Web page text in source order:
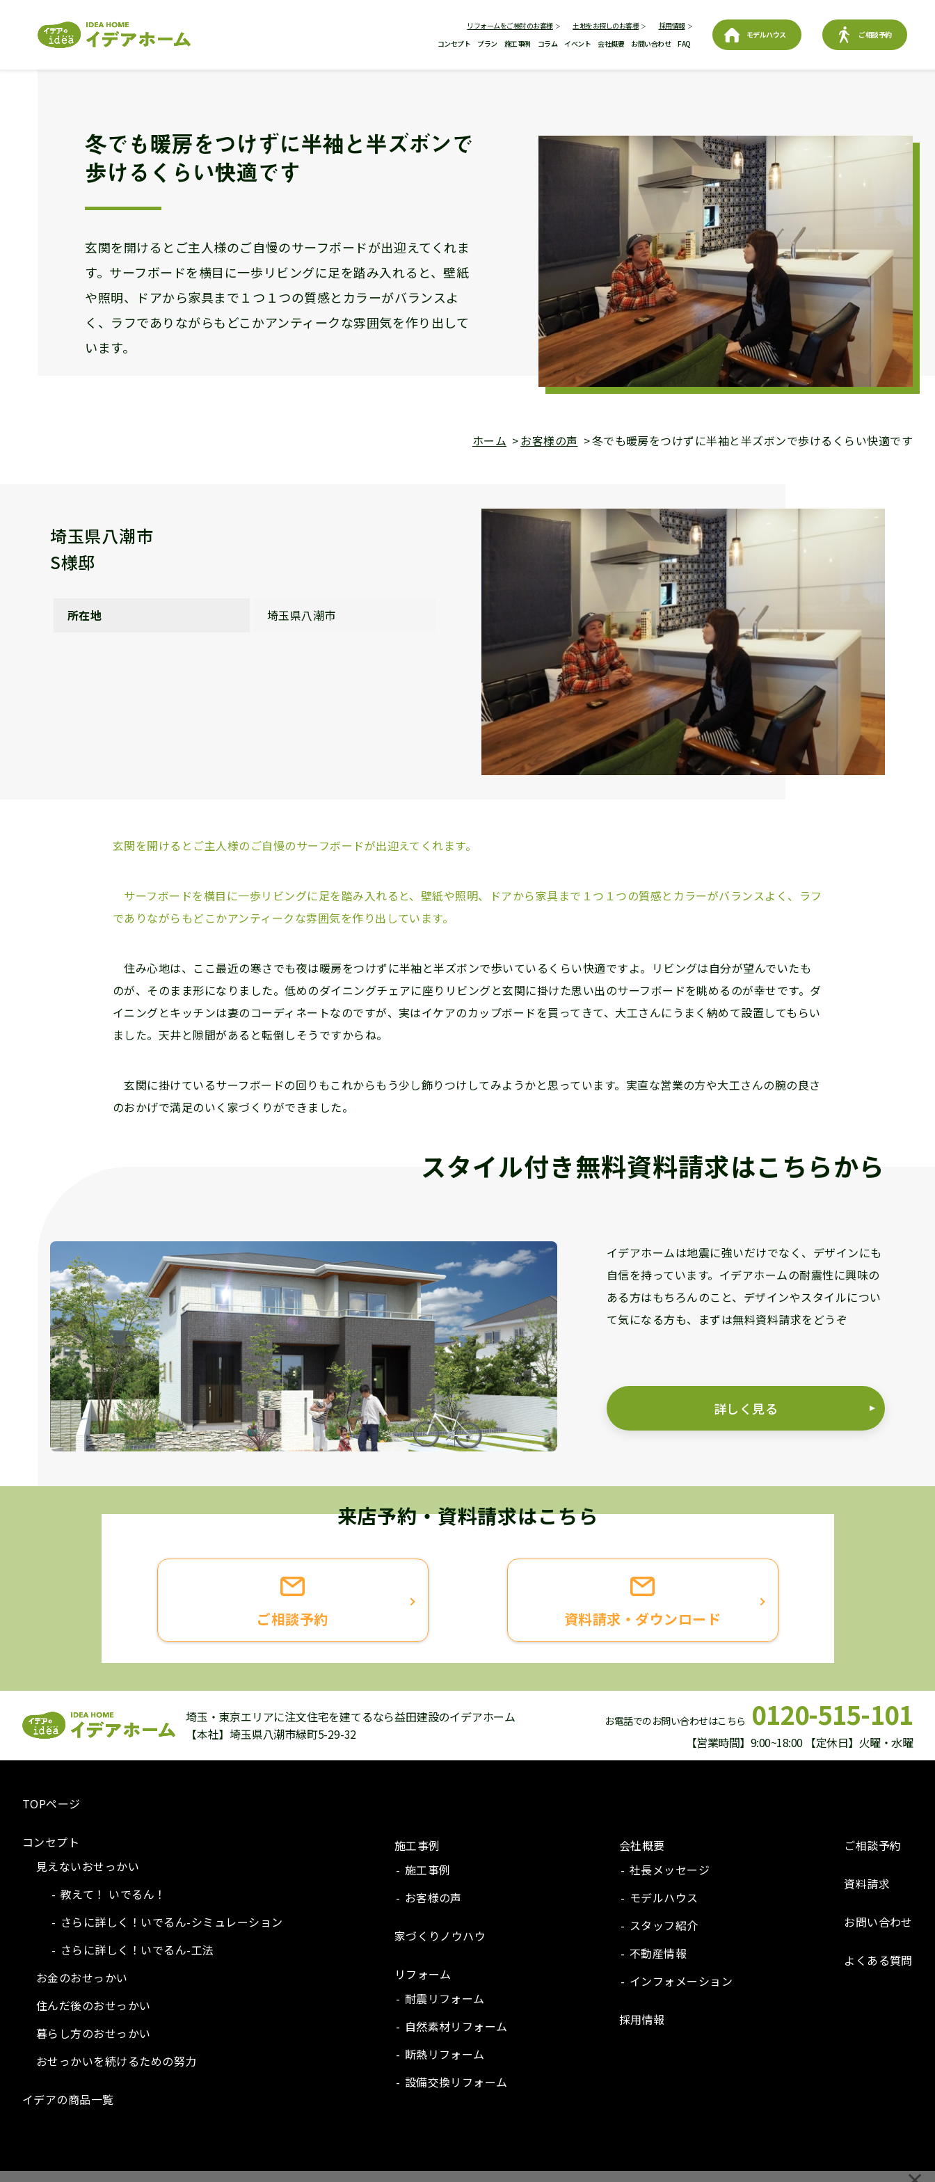
リフォームをご検討のお客様 土地をお探しのお客様
採用情報
コンセプト
プラン 施工事例 コラム イベント 会社概要 お問い合わせ FAQ
モデルハウス ご相談予約
冬でも暖房をつけずに半袖と半ズボンで
歩けるくらい快適です
玄関を開けるとご主人様のご自慢のサーフボードが出迎えてくれま
す。サーフボードを横目に一歩リビングに足を踏み入れると、壁紙
や照明、ドアから家具まで１つ１つの質感とカラーがバランスよ
く、ラフでありながらもどこかアンティークな雰囲気を作り出して
います。
ホーム お客様の声 冬でも暖房をつけずに半袖と半ズボンで歩けるくらい快適です
埼玉県八潮市
S様邸
所在地 埼玉県八潮市
玄関を開けるとご主人様のご自慢のサーフボードが出迎えてくれます。
サーフボードを横目に一歩リビングに足を踏み入れると、壁紙や照明、ドアから家具まで１つ１つの質感とカラーがバランスよく、ラフ
でありながらもどこかアンティークな雰囲気を作り出しています。
住み心地は、ここ最近の寒さでも夜は暖房をつけずに半袖と半ズボンで歩いているくらい快適ですよ。リビングは自分が望んでいたも
のが、そのまま形になりました。低めのダイニングチェアに座りリビングと玄関に掛けた思い出のサーフボードを眺めるのが幸せです。ダ
イニングとキッチンは妻のコーディネートなのですが、実はイケアのカップボードを買ってきて、大工さんにうまく納めて設置してもらい
ました。天井と隙間があると転倒しそうですからね。
玄関に掛けているサーフボードの回りもこれからもう少し飾りつけしてみようかと思っています。実直な営業の方や大工さんの腕の良さ
のおかげで満足のいく家づくりができました。
スタイル付き無料資料請求はこちらから
イデアホームは地震に強いだけでなく、デザインにも
自信を持っています。イデアホームの耐震性に興味の
ある方はもちろんのこと、デザインやスタイルについ
て気になる方も、まずは無料資料請求をどうぞ
詳しく見る
来店予約・資料請求はこちら
ご相談予約 資料請求・ダウンロード
埼玉・東京エリアに注文住宅を建てるなら益田建設のイデアホーム
【本社】埼玉県八潮市緑町5-29-32
お電話でのお問い合わせはこちら 0120-515-101
【営業時間】9:00~18:00 【定休日】火曜・水曜
TOPページ
コンセプト
見えないおせっかい
教えて！ いでるん！
さらに詳しく！いでるん-シミュレーション
さらに詳しく！いでるん-工法
お金のおせっかい
住んだ後のおせっかい
暮らし方のおせっかい
おせっかいを続けるための努力
イデアの商品一覧
施工事例
施工事例
お客様の声
家づくりノウハウ
リフォーム
耐震リフォーム
自然素材リフォーム
断熱リフォーム
設備交換リフォーム
会社概要
社長メッセージ
モデルハウス
スタッフ紹介
不動産情報
インフォメーション
採用情報
ご相談予約
資料請求
お問い合わせ
よくある質問